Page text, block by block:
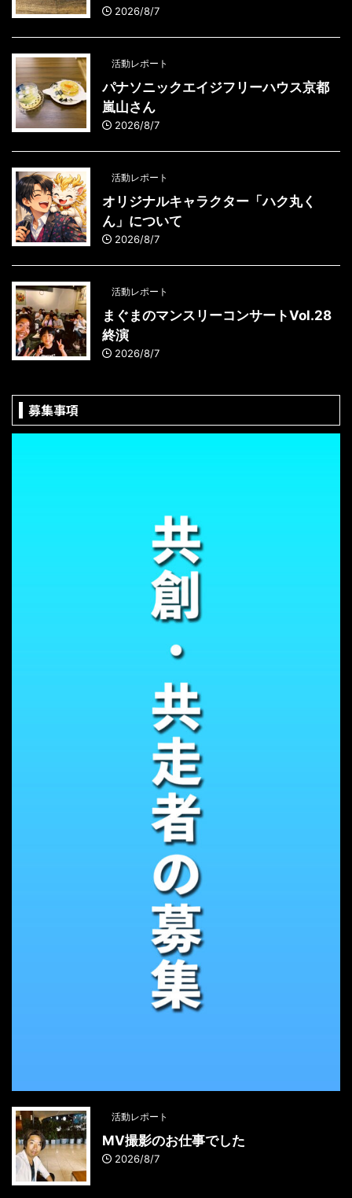
2026/8/7
活動レポート
パナソニックエイジフリーハウス京都
嵐山さん
2026/8/7
活動レポート
オリジナルキャラクター「ハク丸く
ん」について
2026/8/7
活動レポート
まぐまのマンスリーコンサートVol.28
終演
2026/8/7
募集事項
活動レポート
MV撮影のお仕事でした
2026/8/7